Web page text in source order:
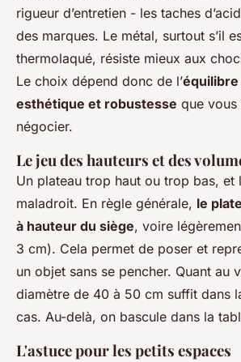
rigueur d’entretien - les taches
des marques. Le métal, surtout s’il
thermolaqué, résiste mieux aux
Le choix dépend donc de l’
esthétique et robustesse que vous
négocier.
Le jeu des hauteurs et des
Un plateau trop haut ou trop bas, et
maladroit. En règle générale, le
à hauteur du siège, voire
3 cm). Cela permet de poser et
un objet sans se pencher. Quant au
diamètre de 40 à 50 cm suffit dans
cas. Au-delà, on bascule dans la
L'astuce pour les petits espaces